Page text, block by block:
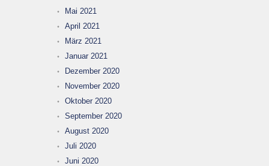
Mai 2021
April 2021
März 2021
Januar 2021
Dezember 2020
November 2020
Oktober 2020
September 2020
August 2020
Juli 2020
Juni 2020